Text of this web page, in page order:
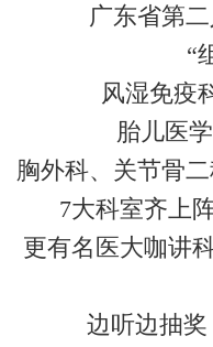
广东省第
“
风湿免疫
胎儿医
胸外科、关节骨
7大科室齐上
更有名医大咖讲
边听边抽